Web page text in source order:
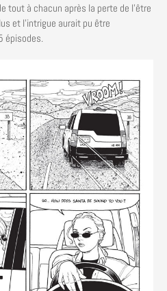
tout à chacun après la perte de l’être
et l’intrigue aurait pu être
épisodes.